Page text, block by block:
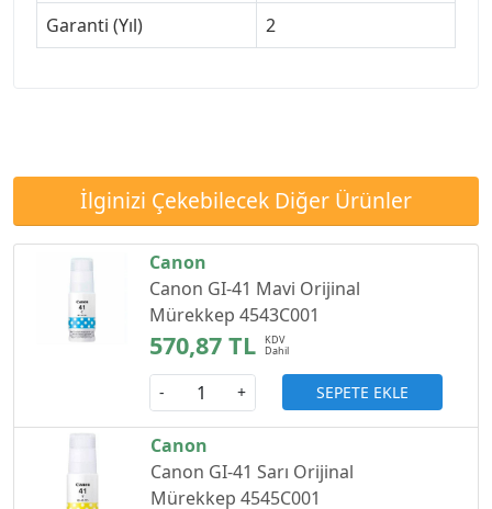
Garanti (Yıl)
2
İlginizi Çekebilecek Diğer Ürünler
Canon
Canon GI-41 Mavi Orijinal
Mürekkep 4543C001
570,87 TL
- + SEPETE EKLE
Canon
Canon GI-41 Sarı Orijinal
Mürekkep 4545C001